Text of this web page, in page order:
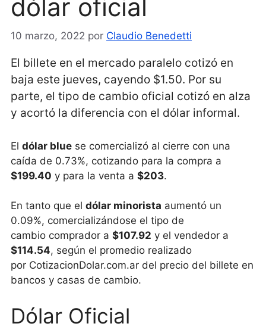
dólar oficial
10 marzo, 2022 por Claudio Benedetti
El billete en el mercado paralelo cotizó en
baja este jueves, cayendo $1.50. Por su
parte, el tipo de cambio oficial cotizó en alza
y acortó la diferencia con el dólar informal.
El dólar blue se comercializó al cierre con una
caída de 0.73%, cotizando para la compra a
$199.40 y para la venta a $203.
En tanto que el dólar minorista aumentó un
0.09%, comercializándose el tipo de
cambio comprador a $107.92 y el vendedor a
$114.54, según el promedio realizado
por CotizacionDolar.com.ar del precio del billete en
bancos y casas de cambio.
Dólar Oficial